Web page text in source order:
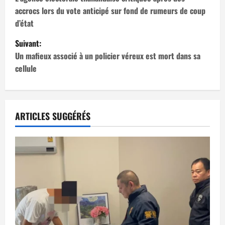
v
i
g
a
t
i
o
d
’
accrocs lors du vote anticipé sur fond de rumeurs de coup
d’état
Suivant:
Un mafieux associé à un policier véreux est mort dans sa
cellule
ARTICLES SUGGÉRÉS